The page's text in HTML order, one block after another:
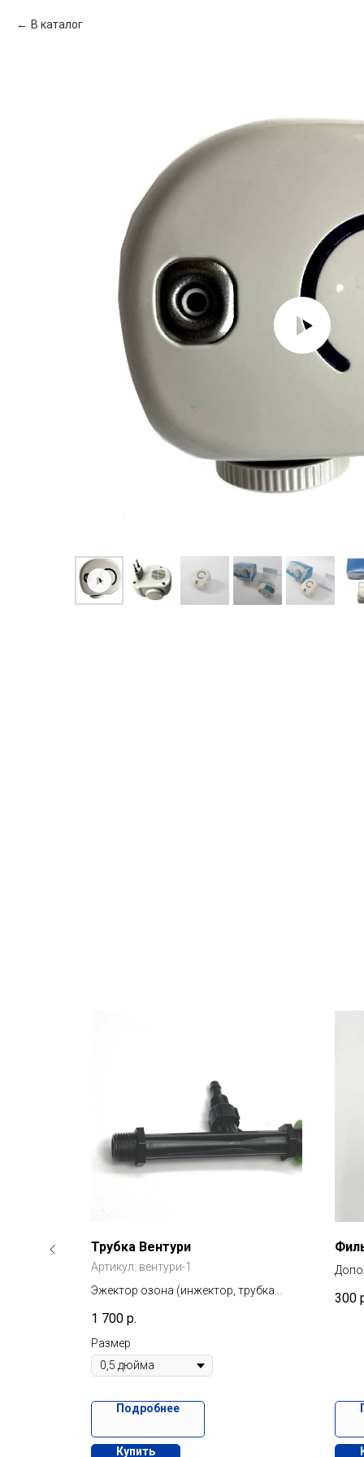
В каталог
Трубка Вентури
Артикул: вентури-1
Эжектор озона (инжектор, трубка
озона с потоком воды
1 700 р.
Размер
Подробнее
Купить
300